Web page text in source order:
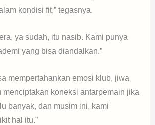
kondisi fit,” tegasnya.
ya sudah, itu nasib. Kami punya
yang bisa diandalkan.”
mempertahankan emosi klub, jiwa
menciptakan koneksi antarpemain jika
banyak, dan musim ini, kami
hal itu.”